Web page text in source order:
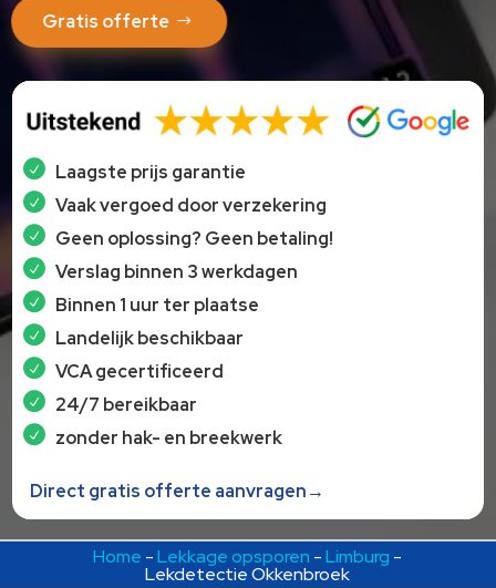
Gratis offerte
Laagste prijs garantie
Vaak vergoed door verzekering
Geen oplossing? Geen betaling!
Verslag binnen 3 werkdagen
Binnen 1 uur ter plaatse
Landelijk beschikbaar
VCA gecertificeerd
24/7 bereikbaar
zonder hak- en breekwerk
Direct gratis offerte aanvragen→
Home -Lekkage opsporen -Limburg -
Lekdetectie Okkenbroek